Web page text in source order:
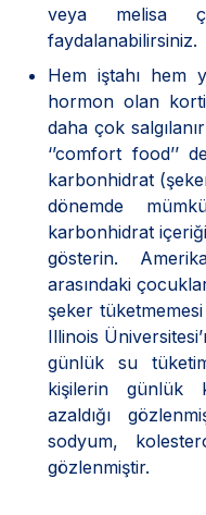
veya melisa
faydalanabilirsiniz.
Hem iştahı hem
hormon olan
daha çok
‘’comfort food’’
karbonhidrat
dönemde
karbonhidrat
gösterin.
arasındaki
şeker
Illinois
günlük su
kişilerin günlük
azaldığı
sodyum,
gözlenmiştir.